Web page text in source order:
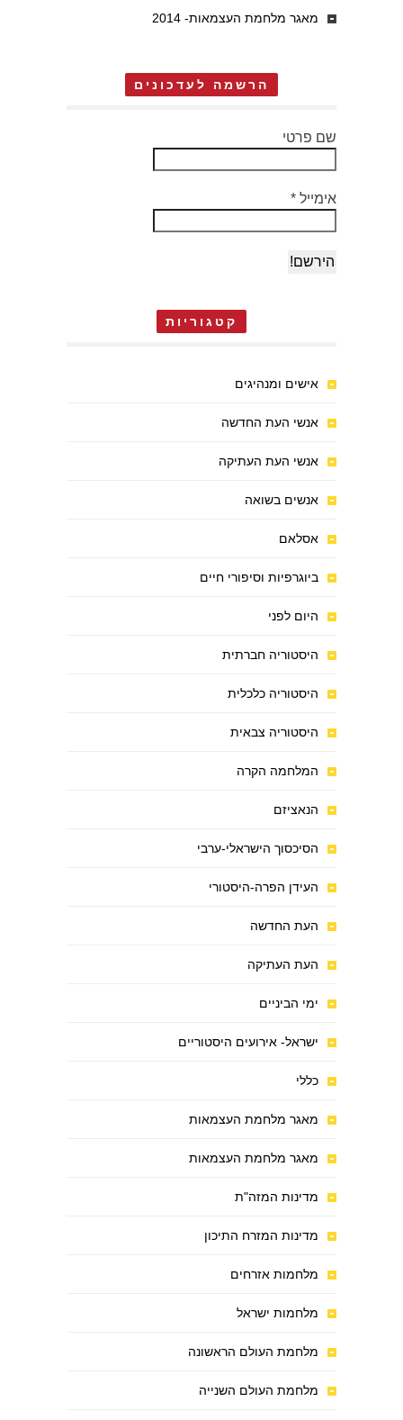
מאגר מלחמת העצמאות- 2014
הרשמה לעדכונים
שם פרטי
אימייל *
קטגוריות
אישים ומנהיגים
אנשי העת החדשה
אנשי העת העתיקה
אנשים בשואה
אסלאם
ביוגרפיות וסיפורי חיים
היום לפני
היסטוריה חברתית
היסטוריה כלכלית
היסטוריה צבאית
המלחמה הקרה
הנאציזם
הסיכסוך הישראלי-ערבי
העידן הפרה-היסטורי
העת החדשה
העת העתיקה
ימי הביניים
ישראל- אירועים היסטוריים
כללי
מאגר מלחמת העצמאות
מאגר מלחמת העצמאות
מדינות המזה"ת
מדינות המזרח התיכון
מלחמות אזרחים
מלחמות ישראל
מלחמת העולם הראשונה
מלחמת העולם השנייה